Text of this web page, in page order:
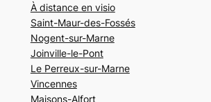
À distance en visio
Saint-Maur-des-Fossés
Nogent-sur-Marne
Joinville-le-Pont
Le Perreux-sur-Marne
Vincennes
Maisons-Alfort